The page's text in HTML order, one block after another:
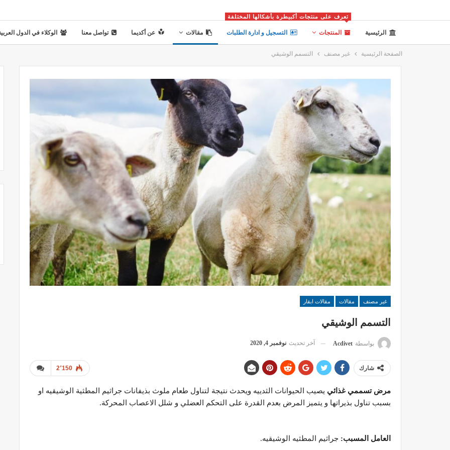
الرئيسية المنتجات
تعرف على منتجات أكبيطرة بأشكالها المختلفة
التسجيل و ادارة الطلبات مقالات عن أكديما تواصل معنا الوكلاء في الدول
الصفحة الرئيسية غير مصنف التسمم الوشيقي
غير مصنف مقالات مقالات ابقار
التسمم الوشيقي
بواسطة Acdivet آخر تحديث نوفمبر 4, 2020
2٬150 شارك
مرض تسممي غذائي يصيب الحيوانات الثدييه ويحدث نتيجة لتناول طعام ملوث بذيفانات جراثيم المطثية الوشيقيه او
بسبب تناول بذيراتها و يتميز المرض بعدم القدرة على التحكم العضلي و شلل الاعصاب المحركة.
العامل المسبب: جراثيم المطثيه الوشيقيه.